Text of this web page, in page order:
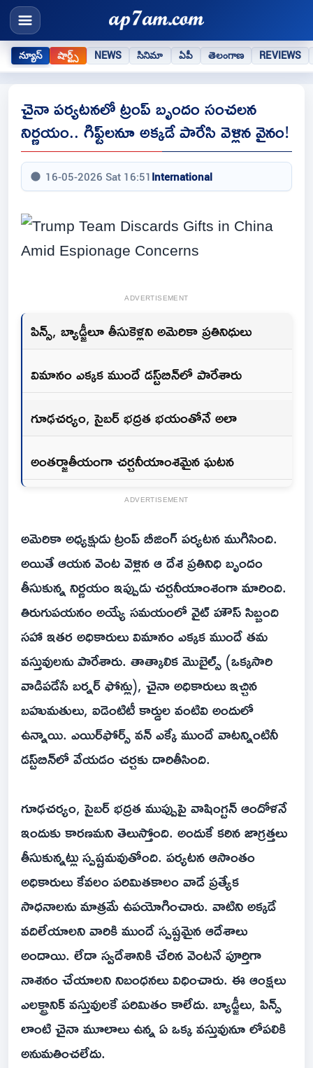
న్యూస్ షార్ట్స్ NEWS సినిమా ఏపీ తెలంగాణ REVIEWS
చైనా పర్యటనలో ట్రంప్ బృందం సంచలన
నిర్ణయం.. గిఫ్ట్‌లనూ అక్కడే పారేసి వెళ్లిన వైనం!
16-05-2026 Sat 16:51 International
ADVERTISEMENT
పిన్స్‌, బ్యాడ్జీలూ తీసుకెళ్లని అమెరికా ప్రతినిధులు
విమానం ఎక్కక ముందే డస్ట్‌బిన్‌లో పారేశారు
గూఢచర్యం, సైబర్‌ భద్రత భయంతోనే అలా
అంతర్జాతీయంగా చర్చనీయాంశమైన ఘటన
ADVERTISEMENT
అమెరికా అధ్యక్షుడు ట్రంప్‌ బీజింగ్‌ పర్యటన ముగిసింది.
అయితే ఆయన వెంట వెళ్లిన ఆ దేశ ప్రతినిధి బృందం
తీసుకున్న నిర్ణయం ఇప్పుడు చర్చనీయాంశంగా మారింది.
తిరుగుపయనం అయ్యే సమయంలో వైట్‌ హౌస్‌ సిబ్బంది
సహా ఇతర అధికారులు విమానం ఎక్కక ముందే తమ
వస్తువులను పారేశారు. తాత్కాలిక మొబైల్స్‌ (ఒక్కసారి
వాడిపడేసే బర్నర్‌ ఫోన్లు), చైనా అధికారులు ఇచ్చిన
బహుమతులు, ఐడెంటిటీ కార్డుల వంటివి అందులో
ఉన్నాయి. ఎయిర్‌ఫోర్స్‌ వన్‌ ఎక్కే ముందే వాటన్నింటినీ
డస్ట్‌బిన్‌లో వేయడం చర్చకు దారితీసింది.
గూఢచర్యం, సైబర్‌ భద్రత ముప్పుపై వాషింగ్టన్‌ ఆందోళనే
ఇందుకు కారణమని తెలుస్తోంది. అందుకే కఠిన జాగ్రత్తలు
తీసుకున్నట్లు స్పష్టమవుతోంది. పర్యటన ఆసాంతం
అధికారులు కేవలం పరిమితకాలం వాడే ప్రత్యేక
సాధనాలను మాత్రమే ఉపయోగించారు. వాటిని అక్కడే
వదిలేయాలని వారికి ముందే స్పష్టమైన ఆదేశాలు
అందాయి. లేదా స్వదేశానికి చేరిన వెంటనే పూర్తిగా
నాశనం చేయాలని నిబంధనలు విధించారు. ఈ ఆంక్షలు
ఎలక్ట్రానిక్‌ వస్తువులకే పరిమితం కాలేదు. బ్యాడ్జీలు, పిన్స్‌
లాంటి చైనా మూలాలు ఉన్న ఏ ఒక్క వస్తువునూ లోపలికి
అనుమతించలేదు.